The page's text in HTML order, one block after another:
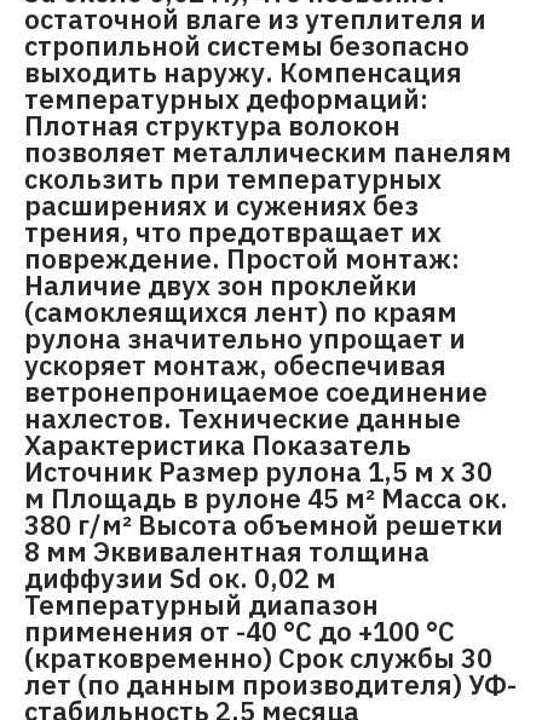
остаточной влаге из утеплителя и
стропильной системы безопасно
выходить наружу. Компенсация
температурных деформаций:
Плотная структура волокон
позволяет металлическим панелям
скользить при температурных
расширениях и сужениях без
трения, что предотвращает их
повреждение. Простой монтаж:
Наличие двух зон проклейки
(самоклеящихся лент) по краям
рулона значительно упрощает и
ускоряет монтаж, обеспечивая
ветронепроницаемое соединение
нахлестов. Технические данные
Характеристика Показатель
Источник Размер рулона 1,5 м x 30
м Площадь в рулоне 45 м² Масса ок.
380 г/м² Высота объемной решетки
8 мм Эквивалентная толщина
диффузии Sd ок. 0,02 м
Температурный диапазон
применения от -40 °C до +100 °C
(кратковременно) Срок службы 30
лет (по данным производителя) УФ-
стабильность 2,5 месяца